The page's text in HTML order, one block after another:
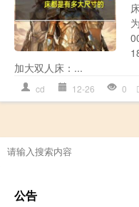
加大双人床：...
cd 12-26 0
公告